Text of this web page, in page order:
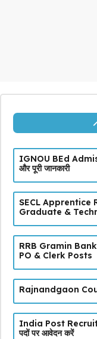
IGNOU BEd
और पूरी जानकारी
SECL Apprentice
Graduate &
RRB Gramin
PO & Clerk Posts
Rajnandgaon Court
India Post
पदों पर आवेदन करें